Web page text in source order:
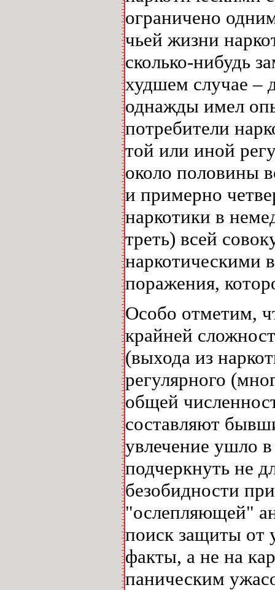
ограничено
чьей жизни
сколько-нибудь
худшем случае –
однажды имел
потребители
той или иной
около половины
и примерно
наркотики в
треть) всей
наркотическими
поражения,
Особо отметим,
крайней
(выхода из
регулярного
общей
составляют
увлечение ушло
подчеркнуть не
безобидности
"ослепляющей"
поиск защиты от
факты, а не на
паническим